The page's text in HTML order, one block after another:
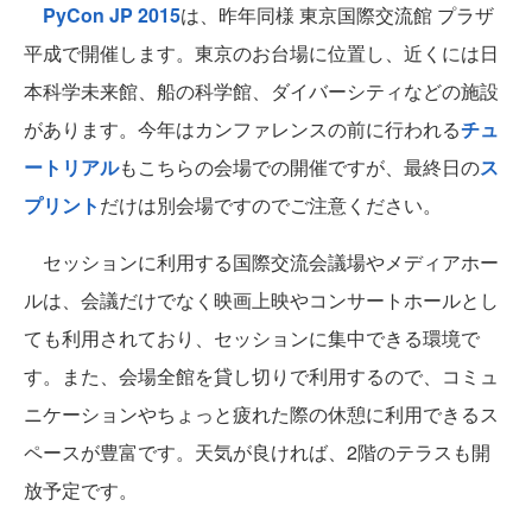
PyCon JP 2015は、昨年同様 東京国際交流館 プラザ
平成で開催します。東京のお台場に位置し、近くには日
本科学未来館、船の科学館、ダイバーシティなどの施設
があります。今年はカンファレンスの前に行われるチュ
ートリアルもこちらの会場での開催ですが、最終日のス
プリントだけは別会場ですのでご注意ください。
セッションに利用する国際交流会議場やメディアホー
ルは、会議だけでなく映画上映やコンサートホールとし
ても利用されており、セッションに集中できる環境で
す。また、会場全館を貸し切りで利用するので、コミュ
ニケーションやちょっと疲れた際の休憩に利用できるス
ペースが豊富です。天気が良ければ、2階のテラスも開
放予定です。